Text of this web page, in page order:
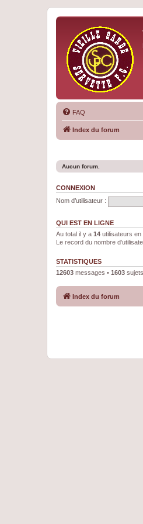
FAQ
Index du forum
Aucun forum.
CONNEXION
Nom d’utilisateur :
QUI EST EN LIGNE
Au total il y a 14 utilisateurs en
Le record du nombre
STATISTIQUES
12603 messages • 1603
Index du forum